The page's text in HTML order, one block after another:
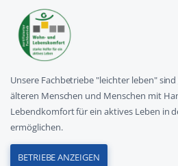
Unsere Fachbetriebe "leichter leben"
älteren Menschen und Menschen mit
Lebendkomfort für ein aktives Leben in
ermöglichen.
BETRIEBE ANZEIGEN